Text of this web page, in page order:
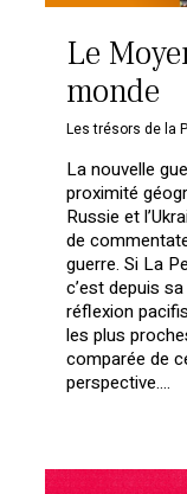
Le
monde
Les trésors de la
La nouvelle
proximité
Russie et
de
guerre. Si La
c’est depuis
réflexion
les plus
comparée de
perspective….